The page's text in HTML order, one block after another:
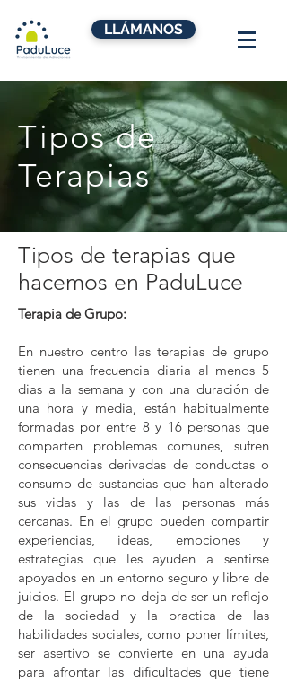
LLÁMANOS
Tipos de
Terapias
Tipos de terapias que
hacemos en PaduLuce
Terapia de Grupo:
En nuestro centro las terapias de grupo
tienen una frecuencia diaria al menos 5
dias a la semana y con una duración de
una hora y media, están habitualmente
formadas por entre 8 y 16 personas que
comparten problemas comunes, sufren
consecuencias derivadas de conductas o
consumo de sustancias que han alterado
sus vidas y las de las personas más
cercanas. En el grupo pueden compartir
experiencias, ideas, emociones y
estrategias que les ayuden a sentirse
apoyados en un entorno seguro y libre de
juicios. El grupo no deja de ser un reflejo
de la sociedad y la practica de las
habilidades sociales, como poner límites,
ser asertivo se convierte en una ayuda
para afrontar las dificultades que tiene